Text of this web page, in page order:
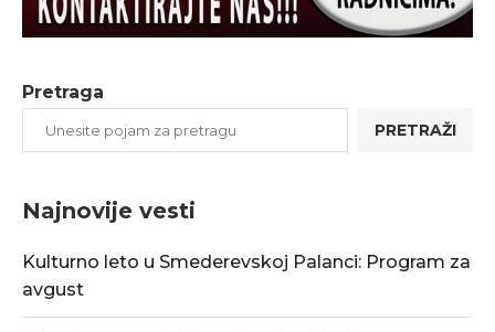
Pretraga
PRETRAŽI
Najnovije vesti
Kulturno leto u Smederevskoj Palanci: Program za
avgust